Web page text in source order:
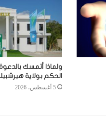
ولماذا أتمسك
الحكم بولاية
5 أغسطس، 2026